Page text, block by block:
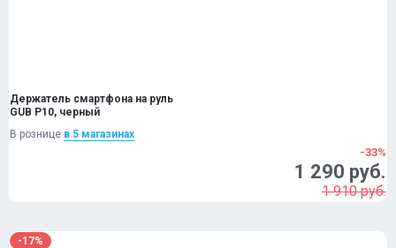
Держатель смартфона на руль
GUB P10, черный
В рознице в 5 магазинах
-33%
1 290 руб.
1 910 руб.
-17%